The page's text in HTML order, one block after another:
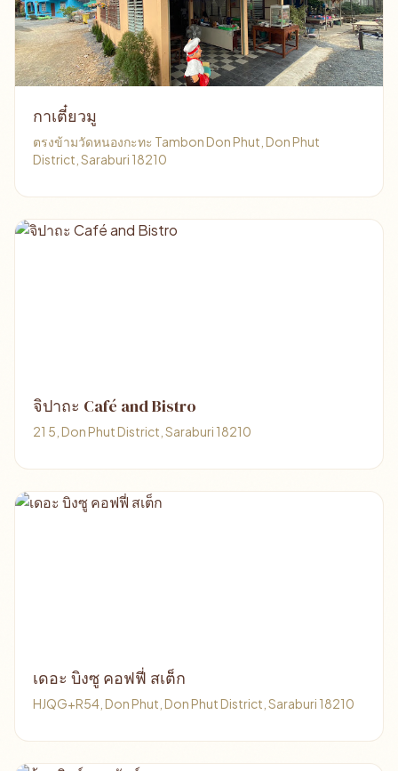
กาเตี๋ยวมู
ตรงข้ามวัดหนองกะทะ Tambon Don Phut, Don Phut
District, Saraburi 18210
จิปาถะ Café and Bistro
21 5, Don Phut District, Saraburi 18210
เดอะ บิงซู คอฟฟี่ สเต็ก
HJQG+R54, Don Phut, Don Phut District, Saraburi 18210